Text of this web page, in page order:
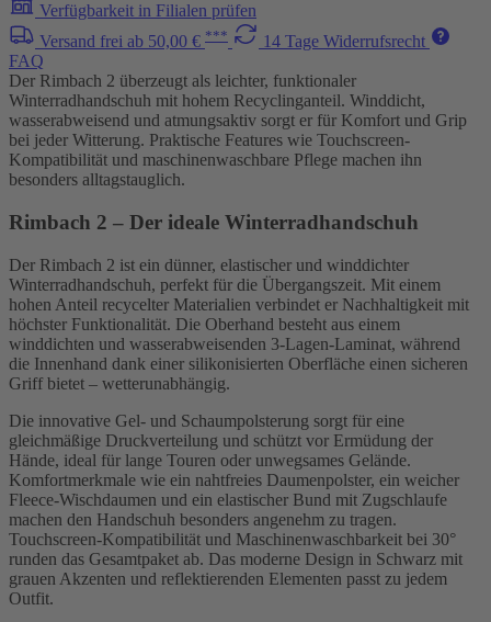
Verfügbarkeit in Filialen prüfen
Versand frei ab 50,00 € ***
14 Tage Widerrufsrecht
FAQ
Der Rimbach 2 überzeugt als leichter, funktionaler
Winterradhandschuh mit hohem Recyclinganteil. Winddicht,
wasserabweisend und atmungsaktiv sorgt er für Komfort und Grip
bei jeder Witterung. Praktische Features wie Touchscreen-
Kompatibilität und maschinenwaschbare Pflege machen ihn
besonders alltagstauglich.
Rimbach 2 – Der ideale Winterradhandschuh
Der Rimbach 2 ist ein dünner, elastischer und winddichter
Winterradhandschuh, perfekt für die Übergangszeit. Mit einem
hohen Anteil recycelter Materialien verbindet er Nachhaltigkeit mit
höchster Funktionalität. Die Oberhand besteht aus einem
winddichten und wasserabweisenden 3-Lagen-Laminat, während
die Innenhand dank einer silikonisierten Oberfläche einen sicheren
Griff bietet – wetterunabhängig.
Die innovative Gel- und Schaumpolsterung sorgt für eine
gleichmäßige Druckverteilung und schützt vor Ermüdung der
Hände, ideal für lange Touren oder unwegsames Gelände.
Komfortmerkmale wie ein nahtfreies Daumenpolster, ein weicher
Fleece-Wischdaumen und ein elastischer Bund mit Zugschlaufe
machen den Handschuh besonders angenehm zu tragen.
Touchscreen-Kompatibilität und Maschinenwaschbarkeit bei 30°
runden das Gesamtpaket ab. Das moderne Design in Schwarz mit
grauen Akzenten und reflektierenden Elementen passt zu jedem
Outfit.